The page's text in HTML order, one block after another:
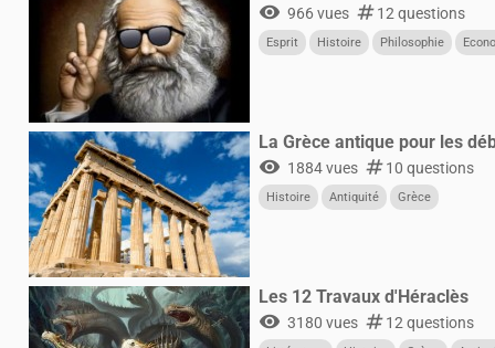
visibility 966 vues numbers12 questions
Esprit Histoire Philosophie
La Grèce antique pour les
visibility 1884 vues numbers10 questions
Histoire Antiquité Grèce
Les 12 Travaux d'Héraclès
visibility 3180 vues numbers12 questions